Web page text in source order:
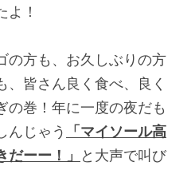
よ！
の方も、お久しぶりの方
、皆さん良く食べ、良く
の巻！年に一度の夜だも
んじゃう
「マイソール高
ーー！」
と大声で叫び